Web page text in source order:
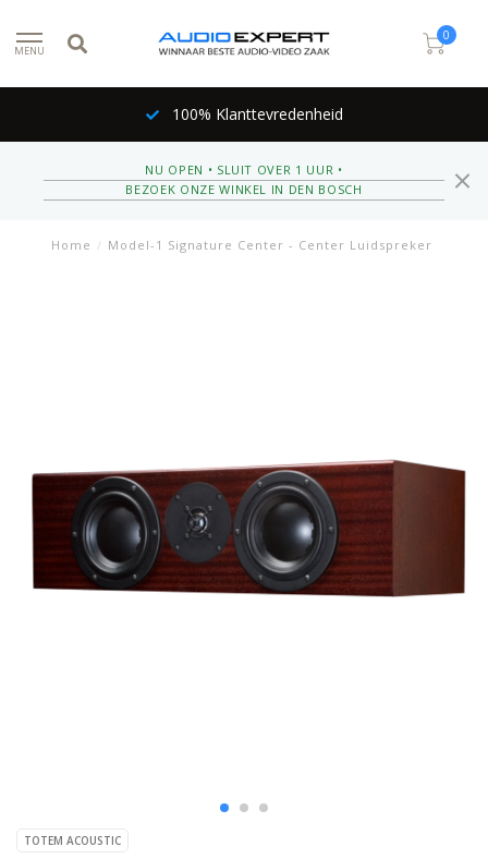
MENU
0
100% Klanttevredenheid
NU OPEN • SLUIT OVER 1 UUR •
BEZOEK ONZE WINKEL IN DEN BOSCH
Home / Model-1 Signature Center - Center Luidspreker
TOTEM ACOUSTIC